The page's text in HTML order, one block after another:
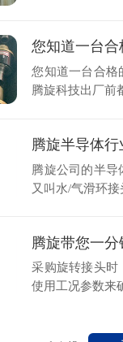
您知道一台合格
腾旋科技出厂前
腾旋半导体
腾旋公司的半
又叫水/气滑环接
采购旋转接头时
使用工况参数来